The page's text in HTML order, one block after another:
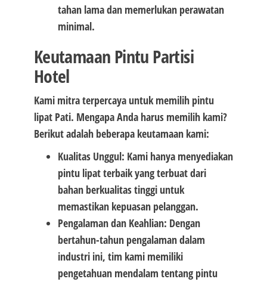
tahan lama dan memerlukan perawatan
minimal.
Keutamaan Pintu Partisi
Hotel
Kami mitra terpercaya untuk memilih pintu
lipat Pati. Mengapa Anda harus memilih kami?
Berikut adalah beberapa keutamaan kami:
Kualitas Unggul: Kami hanya menyediakan
pintu lipat terbaik yang terbuat dari
bahan berkualitas tinggi untuk
memastikan kepuasan pelanggan.
Pengalaman dan Keahlian: Dengan
bertahun-tahun pengalaman dalam
industri ini, tim kami memiliki
pengetahuan mendalam tentang pintu